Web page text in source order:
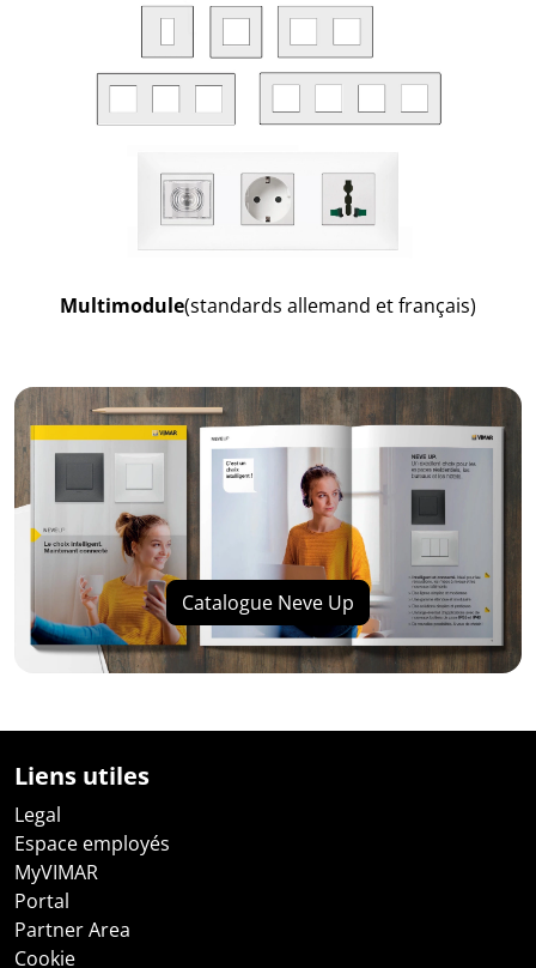
Multimodule(standards allemand et français)
Catalogue Neve Up
Liens utiles
Legal
Espace employés
MyVIMAR
Portal
Partner Area
Cookie